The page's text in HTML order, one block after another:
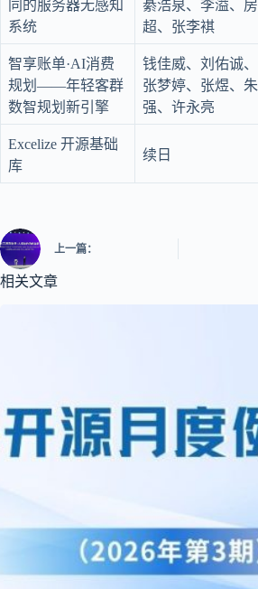
同的服务器无感知
系统
綦浩泉、李溢、房
超、张李褀
智享账单·AI消费
规划——年轻客群
数智规划新引擎
钱佳威、刘佑诚、
张梦婷、张煜、朱
强、许永亮
Excelize 开源基础
库
续日
上一篇：
相关文章